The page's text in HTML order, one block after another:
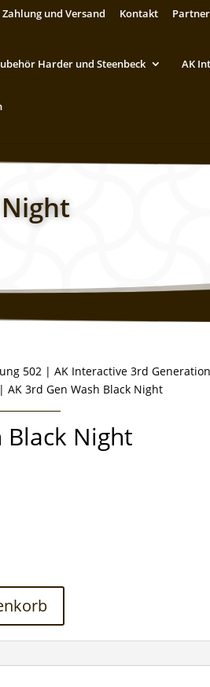
Zahlung und Versand Kontakt
Harder und Steenbeck AK
502 |AK Interactive 3rd
| AK 3rd Gen Wash Black Night
Black Night